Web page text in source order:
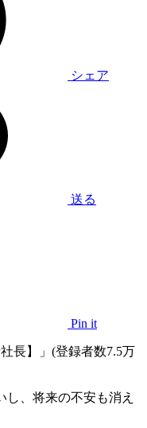
シェア
送る
Pin it
長】」(登録者数7.5万
し、将来の不安も消え